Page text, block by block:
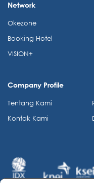
Network
Okezone
Booking Hotel
VISION+
Company Profile
Tentang Kami
Kontak Kami